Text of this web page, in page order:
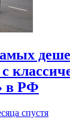
с
в РФ
спустя